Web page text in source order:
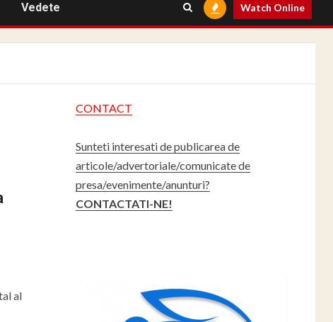
Vedete Watch Online
al
CONTACT
Sunteti interesati de publicarea de
articole/advertoriale/comunicate de
presa/evenimente/anunturi?
CONTACTATI-NE!